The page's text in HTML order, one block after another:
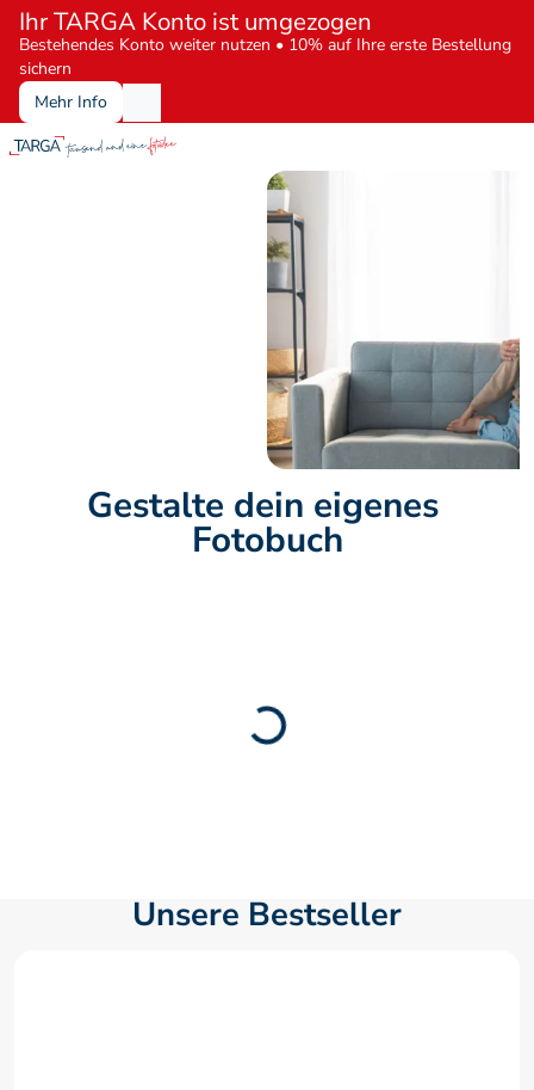
Ihr TARGA Konto ist umgezogen
Bestehendes Konto weiter nutzen • 10% auf Ihre erste Bestellung
sichern
Mehr Info
Gestalte dein eigenes
Fotobuch
Unsere Bestseller